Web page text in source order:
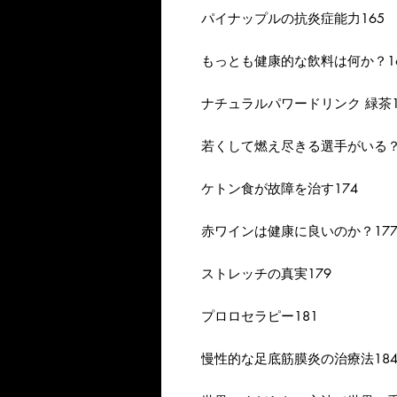
パイナップルの抗炎症能力165
もっとも健康的な飲料は何か？
ナチュラルパワードリンク 緑茶
若くして燃え尽きる選手がいる
ケトン食が故障を治す174
赤ワインは健康に良いのか？177
ストレッチの真実179
プロロセラピー181
慢性的な足底筋膜炎の治療法184